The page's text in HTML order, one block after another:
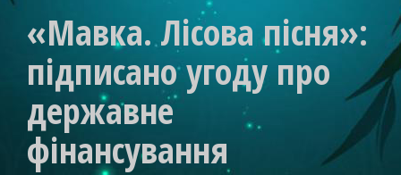
«Мавка. Лісова пісня»:
підписано угоду про
державне
фінансування